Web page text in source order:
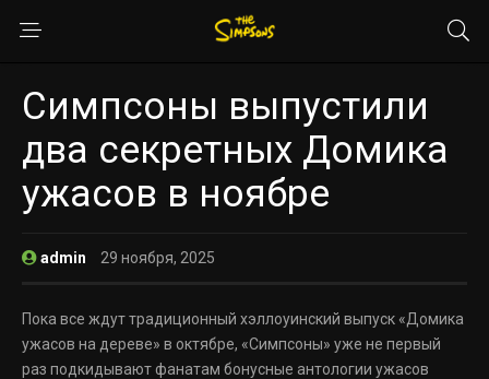
Симпсоны выпустили
два секретных Домика
ужасов в ноябре
admin 29 ноября, 2025
Пока все ждут традиционный хэллоуинский выпуск «Домика
ужасов на дереве» в октябре, «Симпсоны» уже не первый
раз подкидывают фанатам бонусные антологии ужасов